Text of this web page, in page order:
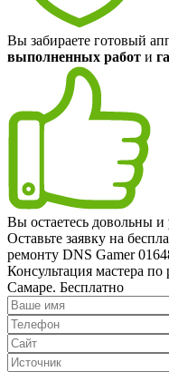
Вы забираете готовый
выполненных работ и
Вы остаетесь довольны и
Оставьте заявку на
ремонту DNS Gamer
Консультация мастера
Самаре. Бесплатно